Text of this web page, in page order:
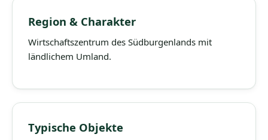
Region & Charakter
Wirtschaftszentrum des Südburgenlands mit
ländlichem Umland.
Typische Objekte